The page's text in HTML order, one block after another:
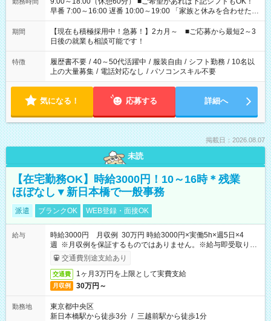
早番 7:00～16:00 遅番 10:00～19:00 「家族と休みを合わせた
い」 「余裕を持って夕飯の準備がしたい」 「できれば残業はし
たくない」 など、ご希望を教えてくださいね。 ※Wワーク希望
の方へ 今ご覧のお仕事で希望する勤務時間と、もう1つのお仕事
の勤務時間。 合計で週40時間を超える場合は応募できません。
期間
【現在も積極採用中！急募！】2カ月～ ■ご応募から最短2～3
日後の就業も相談可能です！
特徴 履歴書不要 / 40～50代活躍中 / 服装自由 / シフト勤務 / 10名以
上の大量募集 / 電話対応なし / パソコンスキル不要
気になる！ 応募する 詳細へ
掲載日：2026.08.07
未読
【在宅勤務OK】時給3000円！10～16時＊残業
ほぼなし▼新日本橋で一般事務
派遣 ブランクOK WEB登録・面接OK
給与
時給3000円 月収例 30万円 時給3000円×実働5h×週5日×4
週 ※月収例を保証するものではありません。※給与即受取りサ
ービス利用可（利用条件有）
交通費別途支給あり
交通費 1ヶ月3万円を上限として実費支給
月収例 30万円～
勤務地
東京都中央区
新日本橋駅から徒歩3分 / 三越前駅から徒歩1分